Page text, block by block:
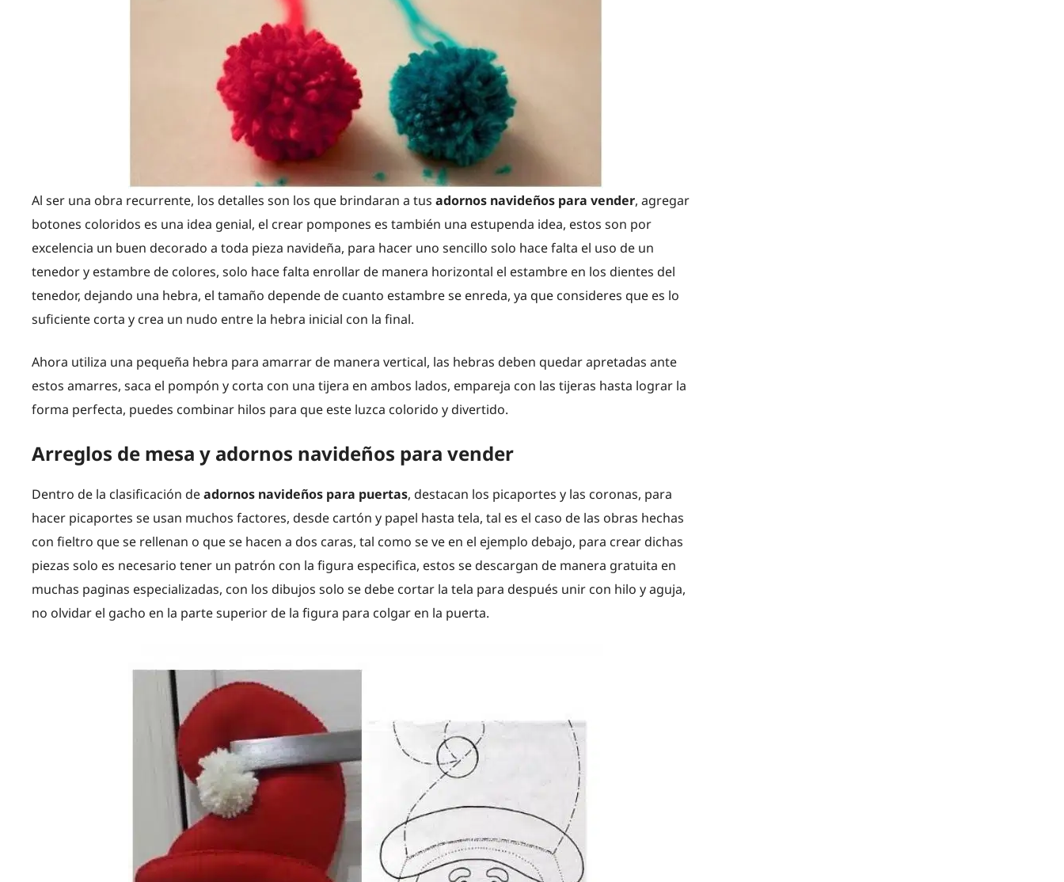
Al ser una obra recurrente, los detalles son los que brindaran a tus adornos navideños para vender, agregar
botones coloridos es una idea genial, el crear pompones es también una estupenda idea, estos son por
excelencia un buen decorado a toda pieza navideña, para hacer uno sencillo solo hace falta el uso de un
tenedor y estambre de colores, solo hace falta enrollar de manera horizontal el estambre en los dientes del
tenedor, dejando una hebra, el tamaño depende de cuanto estambre se enreda, ya que consideres que es lo
suficiente corta y crea un nudo entre la hebra inicial con la final.
Ahora utiliza una pequeña hebra para amarrar de manera vertical, las hebras deben quedar apretadas ante
estos amarres, saca el pompón y corta con una tijera en ambos lados, empareja con las tijeras hasta lograr la
forma perfecta, puedes combinar hilos para que este luzca colorido y divertido.
Arreglos de mesa y adornos navideños para vender
Dentro de la clasificación deadornos navideños para puertas, destacan los picaportes y las coronas, para
hacer picaportes se usan muchos factores, desde cartón y papel hasta tela, tal es el caso de las obras hechas
con fieltro que se rellenan o que se hacen a dos caras, tal como se ve en el ejemplo debajo, para crear dichas
piezas solo es necesario tener un patrón con la figura especifica, estos se descargan de manera gratuita en
muchas paginas especializadas, con los dibujos solo se debe cortar la tela para después unir con hilo y aguja,
no olvidar el gacho en la parte superior de la figura para colgar en la puerta.